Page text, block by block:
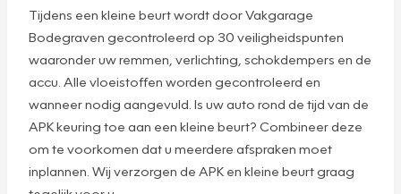
Tijdens een kleine beurt wordt door Vakgarage
Bodegraven gecontroleerd op 30 veiligheidspunten
waaronder uw remmen, verlichting, schokdempers en de
accu. Alle vloeistoffen worden gecontroleerd en
wanneer nodig aangevuld. Is uw auto rond de tijd van de
APK keuring toe aan een kleine beurt? Combineer deze
om te voorkomen dat u meerdere afspraken moet
inplannen. Wij verzorgen de APK en kleine beurt graag